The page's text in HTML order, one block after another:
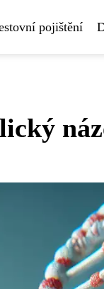
pojištění